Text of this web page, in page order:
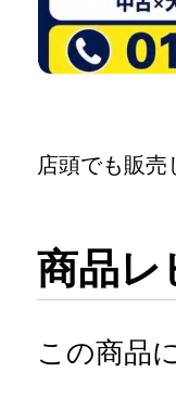
店頭でも販
商品レ
この商品